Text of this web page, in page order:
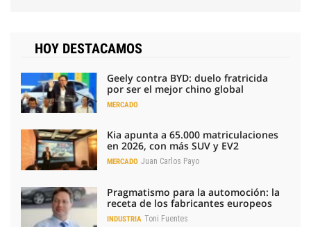
HOY DESTACAMOS
Geely contra BYD: duelo fratricida
por ser el mejor chino global
MERCADO
Kia apunta a 65.000 matriculaciones
en 2026, con más SUV y EV2
MERCADO Juan Carlos Payo
Pragmatismo para la automoción: la
receta de los fabricantes europeos
INDUSTRIA Toni Fuentes